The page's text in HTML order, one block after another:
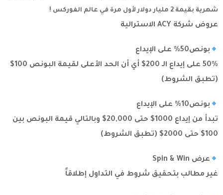
شهرية بقيمة 2 مليار دولار لأول مرة في عالم الفوركس !
عروض شركة ACY الاسترالية
بونص50% على الإيداع
50% على إيداع الـ 200$ أي أن الحد الأعلى لقيمة البونص 100$
(تطبق الشروط)
بونص10% على الإيداع
تبدأ من إيداع 1000$ حتى 20,000$ وبالتالي قيمة البونص بين
100$ حتى 2000$ (تطبق الشروط)
عرض Spin & Win
غير مطالب بتحقيق شروط في التداول إطلاقاً